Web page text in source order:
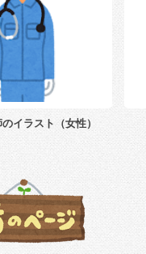
イラスト（女性）